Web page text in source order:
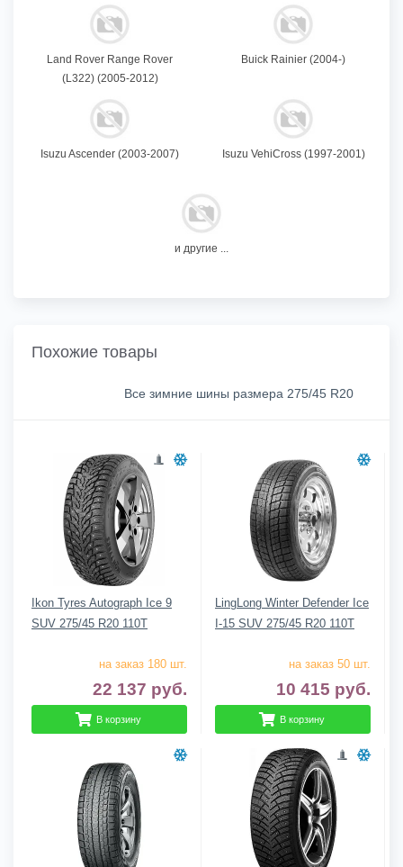
Land Rover Range Rover
(L322) (2005-2012)
Buick Rainier (2004-)
Isuzu Ascender (2003-2007) Isuzu VehiCross (1997-2001)
и другие ...
Похожие товары
Все зимние шины размера 275/45 R20
Ikon Tyres Autograph Ice 9
SUV 275/45 R20 110T
на заказ 180 шт.
22 137 руб.
В корзину
LingLong Winter Defender Ice
I-15 SUV 275/45 R20 110T
на заказ 50 шт.
10 415 руб.
В корзину